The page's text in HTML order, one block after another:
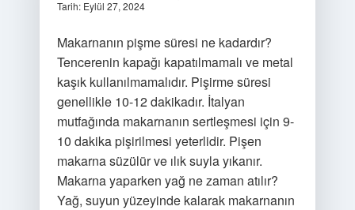
Tarih: Eylül 27, 2024
Makarnanın pişme süresi ne kadardır?
Tencerenin kapağı kapatılmamalı ve metal
kaşık kullanılmamalıdır. Pişirme süresi
genellikle 10-12 dakikadır. İtalyan
mutfağında makarnanın sertleşmesi için 9-
10 dakika pişirilmesi yeterlidir. Pişen
makarna süzülür ve ılık suyla yıkanır.
Makarna yaparken yağ ne zaman atılır?
Yağ, suyun yüzeyinde kalarak makarnanın